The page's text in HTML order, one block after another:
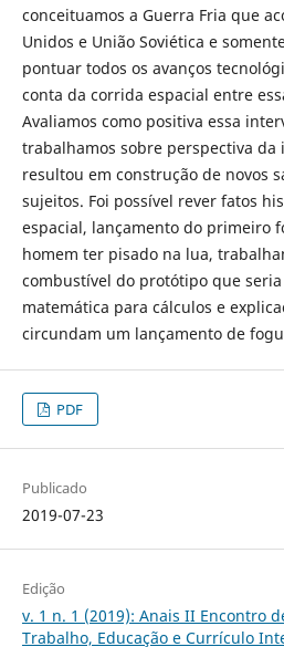
conceituamos a Guerra Fria que
Unidos e União Soviética e
pontuar todos os avanços
conta da corrida espacial entre
Avaliamos como positiva essa
trabalhamos sobre perspectiva
resultou em construção de novos
sujeitos. Foi possível rever fatos
espacial, lançamento do primeiro
homem ter pisado na lua,
combustível do protótipo que
matemática para cálculos e
circundam um lançamento de
PDF
Publicado
2019-07-23
Edição
v. 1 n. 1 (2019): Anais II Encontro
Trabalho, Educação e Currículo